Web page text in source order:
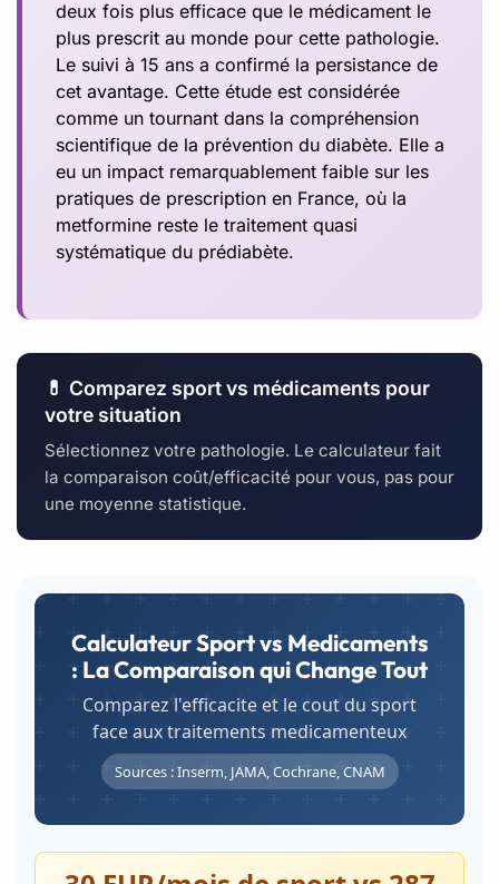
deux fois plus efficace que le médicament le
plus prescrit au monde pour cette pathologie.
Le suivi à 15 ans a confirmé la persistance de
cet avantage. Cette étude est considérée
comme un tournant dans la compréhension
scientifique de la prévention du diabète. Elle a
eu un impact remarquablement faible sur les
pratiques de prescription en France, où la
metformine reste le traitement quasi
systématique du prédiabète.
💊 Comparez sport vs médicaments pour
votre situation
Sélectionnez votre pathologie. Le calculateur fait
la comparaison coût/efficacité pour vous, pas pour
une moyenne statistique.
Calculateur Sport vs Medicaments
: La Comparaison qui Change Tout
Comparez l'efficacite et le cout du sport
face aux traitements medicamenteux
Sources : Inserm, JAMA, Cochrane, CNAM